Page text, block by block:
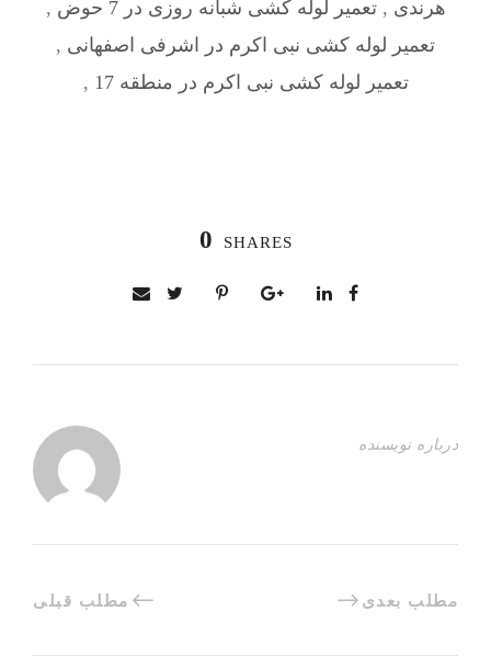
هرندی ,تعمیر لوله کشی شبانه روزی در 7 حوض
,
تعمیر لوله کشی نبی اکرم در اشرفی اصفهانی ,
تعمیر لوله کشی نبی اکرم در منطقه 17
,
0 SHARES
درباره نویسنده
مطلب قبلی مطلب بعدی